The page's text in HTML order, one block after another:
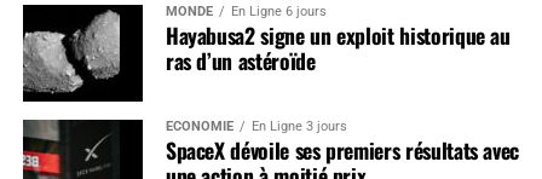
MONDE En Ligne 6 jours
Hayabusa2 signe un exploit historique au
ras d’un astéroïde
ÉCONOMIE En Ligne 3 jours
SpaceX dévoile ses premiers résultats avec